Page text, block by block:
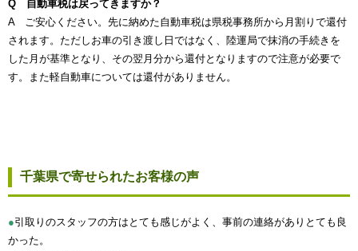
Q 自動車税は戻ってきますか？
A ご安心ください。先に納めた自動車税は県税事務所から月割りで還付
されます。ただしお車の引き渡し日ではなく、陸運局で抹消の手続きを
した月が基準となり、その翌月分から還付となりますので注意が必要で
す。また軽自動車については還付がありません。
千葉県で寄せられたお客様の声
●引取りのスタッフの方はとても感じがよく、事前の連絡がありとても良
かった。